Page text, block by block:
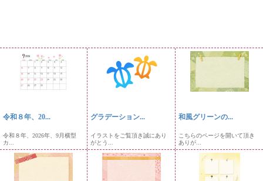
令和８年、20...
令和８年、2026年、9月横型
カ...
グラデーション...
イラストをご覧頂き誠にあり
がとう...
和風グリーンの...
こちらのページを開いて頂き
ありが...